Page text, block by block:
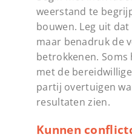
weerstand te
bouwen. Leg uit
maar benadruk de
betrokkenen.
met de
partij overtuigen
resultaten zien.
Kunnen